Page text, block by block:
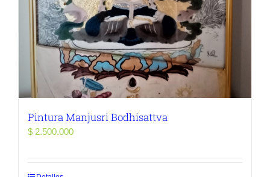
Pintura Manjusri Bodhisattva
$ 2.500.000